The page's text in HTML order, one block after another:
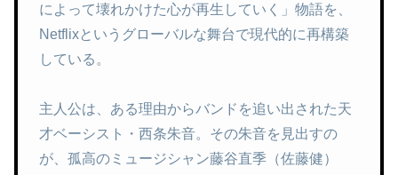
によって壊れかけた心が再生していく」物語を、
Netflixというグローバルな舞台で現代的に再構築
している。
主人公は、ある理由からバンドを追い出された天
才ベーシスト・西条朱音。その朱音を見出すの
が、孤高のミュージシャン藤谷直季（佐藤健）